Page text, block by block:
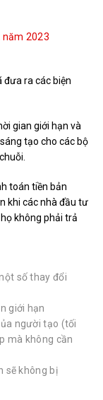
năm 2023
đưa ra các biện
gian giới hạn và
tạo cho các bộ
toán tiền bản
khi các nhà đầu tư
không phải trả
số thay đổi
giới hạn
người tạo (tối
mà không cần
sẽ không bị